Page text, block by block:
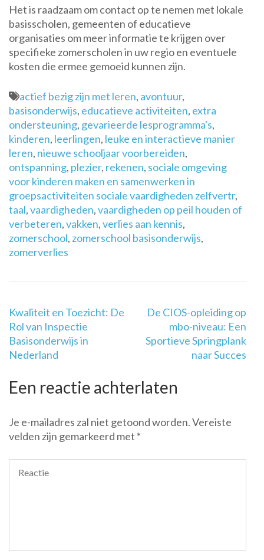
Het is raadzaam om contact op te nemen met lokale
basisscholen, gemeenten of educatieve
organisaties om meer informatie te krijgen over
specifieke zomerscholen in uw regio en eventuele
kosten die ermee gemoeid kunnen zijn.
actief bezig zijn met leren, avontuur,
basisonderwijs, educatieve activiteiten, extra
ondersteuning, gevarieerde lesprogramma's,
kinderen, leerlingen, leuke en interactieve manier
leren, nieuwe schooljaar voorbereiden,
ontspanning, plezier, rekenen, sociale omgeving
voor kinderen maken en samenwerken in
groepsactiviteiten sociale vaardigheden zelfvertr,
taal,vaardigheden,vaardigheden op peil houden of
verbeteren,vakken,verlies aan kennis,
zomerschool, zomerschool basisonderwijs,
zomerverlies
Berichtnavigatie
Kwaliteit en Toezicht: De
Rol van Inspectie
Basisonderwijs in
Nederland
De CIOS-opleiding op
mbo-niveau: Een
Sportieve Springplank
naar Succes
Een reactie achterlaten
Je e-mailadres zal niet getoond worden.Vereiste
velden zijn gemarkeerd met *